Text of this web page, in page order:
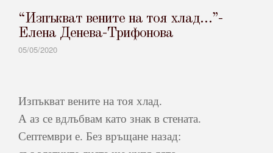
“Изпъкват вените на тоя хлад…”-
Елена Денева-Трифонова
05/05/2020
Изпъкват вените на тоя хлад.
А аз се вдлъбвам като знак в стената.
Септември е. Без връщане назад: